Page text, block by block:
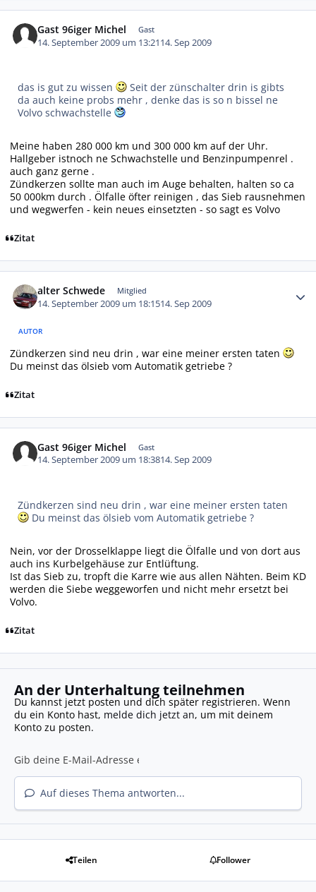
Gast 96iger Michel Gast
14. September 2009 um 13:2114. Sep 2009
das is gut zu wissen
Seit der zünschalter drin is gibts
da auch keine probs mehr , denke das is so n bissel ne
Volvo schwachstelle
Meine haben 280 000 km und 300 000 km auf der Uhr.
Hallgeber istnoch ne Schwachstelle und Benzinpumpenrel .
auch ganz gerne .
Zündkerzen sollte man auch im Auge behalten, halten so ca
50 000km durch . Ölfalle öfter reinigen , das Sieb rausnehmen
und wegwerfen - kein neues einsetzten - so sagt es Volvo
Zitat
alter Schwede Mitglied
14. September 2009 um 18:1514. Sep 2009
AUTOR
Zündkerzen sind neu drin , war eine meiner ersten taten
Du meinst das ölsieb vom Automatik getriebe ?
Zitat
Gast 96iger Michel Gast
14. September 2009 um 18:3814. Sep 2009
Zündkerzen sind neu drin , war eine meiner ersten taten
Du meinst das ölsieb vom Automatik getriebe ?
Nein, vor der Drosselklappe liegt die Ölfalle und von dort aus
auch ins Kurbelgehäuse zur Entlüftung.
Ist das Sieb zu, tropft die Karre wie aus allen Nähten. Beim KD
werden die Siebe weggeworfen und nicht mehr ersetzt bei
Volvo.
Zitat
An der Unterhaltung teilnehmen
Du kannst jetzt posten und dich später registrieren. Wenn
du ein Konto hast, melde dich jetzt an, um mit deinem
Konto zu posten.
Auf dieses Thema antworten...
Teilen Follower